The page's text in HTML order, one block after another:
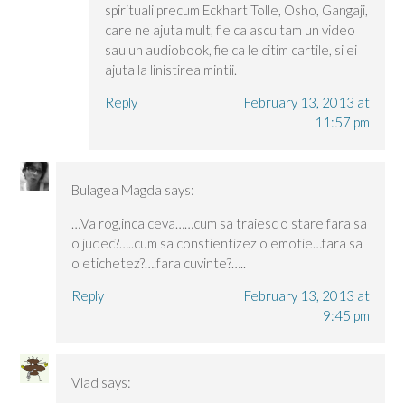
spirituali precum Eckhart Tolle, Osho, Gangaji,
care ne ajuta mult, fie ca ascultam un video
sau un audiobook, fie ca le citim cartile, si ei
ajuta la linistirea mintii.
Reply
February 13, 2013 at
11:57 pm
Bulagea Magda says:
…Va rog,inca ceva……cum sa traiesc o stare fara sa
o judec?…..cum sa constientizez o emotie…fara sa
o etichetez?….fara cuvinte?…..
Reply
February 13, 2013 at
9:45 pm
Vlad says: